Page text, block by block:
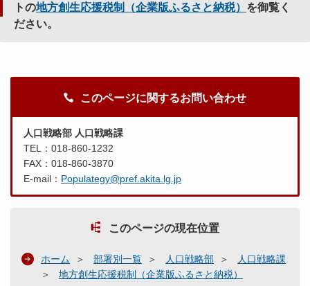
トの地方創生応援税制（企業版ふるさと納税） を御覧く
ださい。
このページに関するお問い合わせ
人口戦略部 人口戦略課
TEL：018-860-1232
FAX：018-860-3870
E-mail： Populategy@pref.akita.lg.jp
このページの現在位置
ホーム 部署別一覧 人口戦略部
人口戦略課
地方創生応援税制（企業版ふるさと納税）